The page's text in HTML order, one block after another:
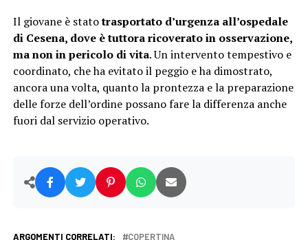
Il giovane è statotrasportato d’urgenza all’ospedale
di Cesena, dove è tuttora ricoverato in osservazione,
ma non in pericolo di vita. Un intervento tempestivo e
coordinato, che ha evitato il peggio e ha dimostrato,
ancora una volta, quanto la prontezza e la preparazione
delle forze dell’ordine possano fare la differenza anche
fuori dal servizio operativo.
ARGOMENTI CORRELATI: COPERTINA